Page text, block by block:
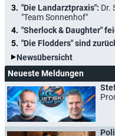
"Die Landarztpraxis": Dr.
"Team Sonnenhof"
"Sherlock & Daughter"
"Die Flodders" sind
Newsübersicht
Neueste Meldungen